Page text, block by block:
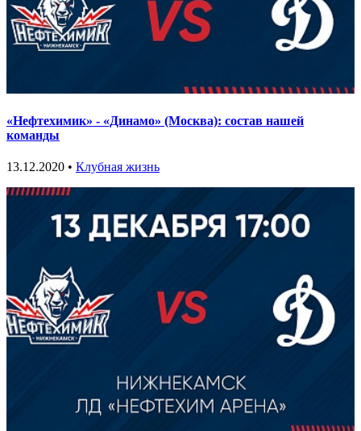
«Нефтехимик» - «Динамо» (Москва): состав нашей
команды
13.12.2020 • Клубная жизнь